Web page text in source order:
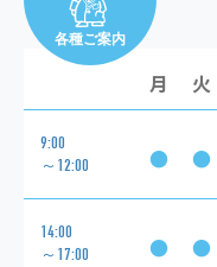
月 火
9:00
～12:00
● ●
14:00
～17:00
● ●
各種ご案内